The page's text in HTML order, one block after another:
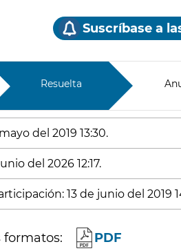
Suscríbase a
Resuelta
del 2019 13:30.
del 2026 12:17.
13 de junio del 2019
formatos: PDF